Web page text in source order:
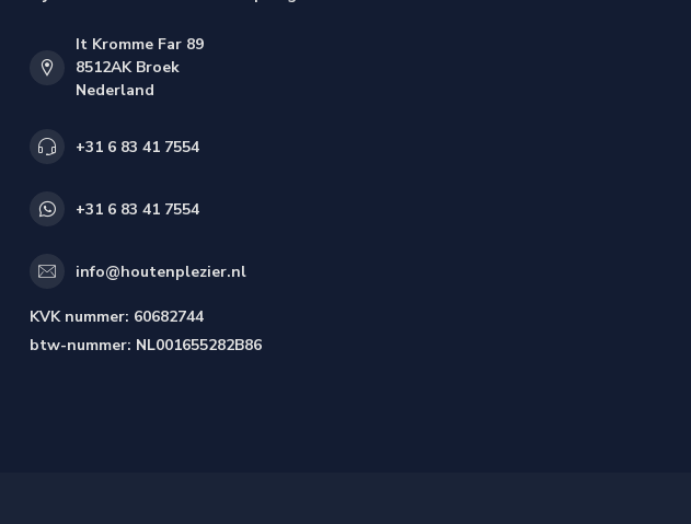
It Kromme Far 89
8512AK Broek
Nederland
+31 6 83 41 7554
+31 6 83 41 7554
info@houtenplezier.nl
KVK nummer: 60682744
btw-nummer: NL001655282B86